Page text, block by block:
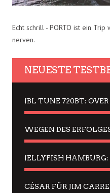
Echt schrill - PORTO ist ein
nerven.
NEUESTE